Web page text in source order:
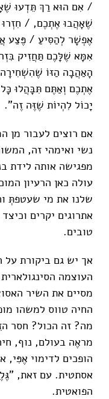
/ אִם הוּא רַךְ תֵּדְעוּ
שֶׁאָהֲבוּ אֶתְכֶם, /
אֶפְשָׁר לְהַסִּיעַ / פֶּצַע
אִמָּא שֶׁלָּכֶם תַּחֲזִיק
הָאַהֲבָה הַזּוֹ
אֶתְכֶם וְאַתֶּם תִּבָּהֲלוּ
יָכוֹל לִהְיוֹת שֶׁזֶּה זֶה".
אם רוצים לעבור מן
נשי ואימהי זה,
מפגישה אותה לידת
עולה כאן הרעיון
שלנו את מי שעטפתְּ
אתרוגים יקרים
טובים.
אך יש גם ביקורת
העוצמה
מסיים את השיר
החיה טווס למשהו
מה? זה הכול? חסר
מראֶה בעולם, נוף,
הופכים לדימוי
אסתטית. עם זאת,
הפואטית.